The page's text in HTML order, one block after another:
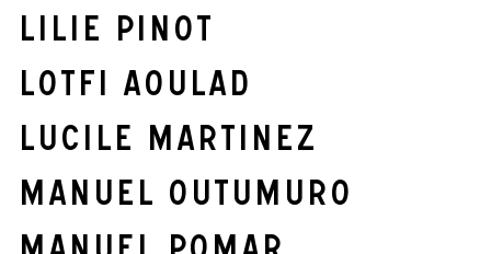
Lilie Pinot
Lotfi Aoulad
Lucile Martinez
Manuel Outumuro